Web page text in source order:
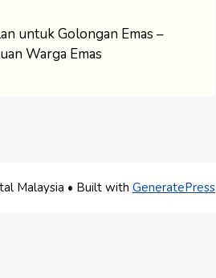
untuk Golongan Emas –
Warga Emas
Malaysia • Built with GeneratePress